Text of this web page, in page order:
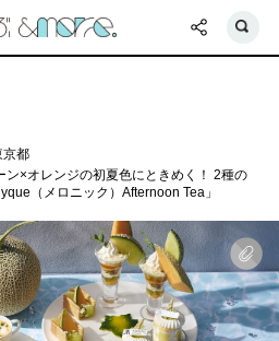
京都
ン×オレンジの初夏色にときめく！ 2種の
（メロニック）Afternoon Tea」